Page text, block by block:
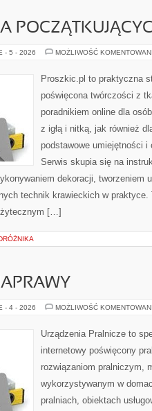
- 5 - 2026 MOŻLIWOŚĆ
Proszkic.pl to praktyczna
poświęcona twórczości z
poradnikiem online dla
z igłą i nitką, jak również
podstawowe umiejętności
Serwis skupia się na
dekoracji, tworzeniem
technik krawieckich w
[…]
- 4 - 2026 MOŻLIWOŚĆ
Urządzenia Pralnicze to
internetowy poświęcony
rozwiązaniom pralniczym,
wykorzystywanym w
pralniach, obiektach